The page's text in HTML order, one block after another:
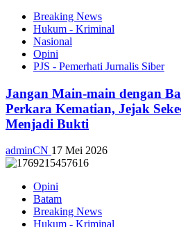
Breaking News
Hukum - Kriminal
Nasional
Opini
PJS - Pemerhati Jurnalis Siber
Jangan Main-main dengan
Perkara Kematian, Jejak
Menjadi Bukti
adminCN 17 Mei 2026
Opini
Batam
Breaking News
Hukum - Kriminal